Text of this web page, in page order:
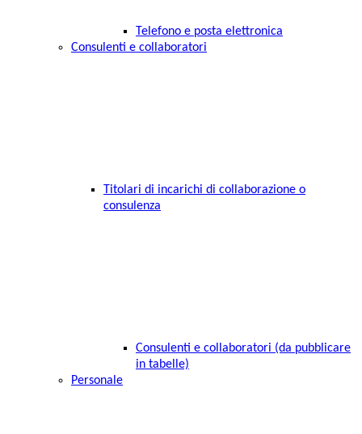
Telefono e posta elettronica
Consulenti e collaboratori
Titolari di incarichi di collaborazione o
consulenza
Consulenti e collaboratori (da pubblicare
in tabelle)
Personale